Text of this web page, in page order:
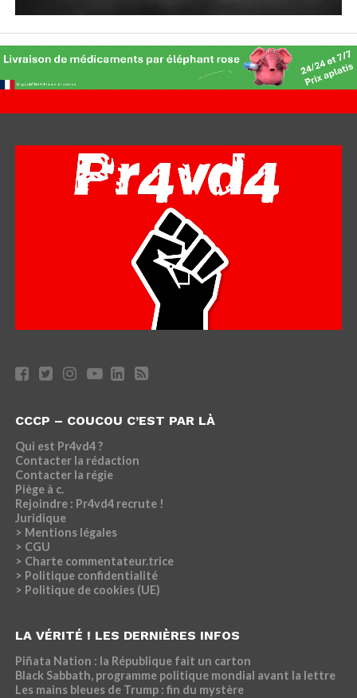
CCCP – COUCOU C’EST PAR LÀ
Qui est Pr4vd4 ?
Contacter la rédaction
Contacter la régie
Piège à c.
Rejoindre : Pr4vd4 recrute !
Juridique
> Mentions légales
> CGU
> Charte commentateur.trice
> Politique confidentialité
> Politique de cookies (UE)
LA VÉRITÉ ! LES DERNIÈRES INFOS
Piñata Nation : la République fait un carton
Black Sabbath, programme politique mondial avant la lettre
Les mains bleues de Trump : fin du mystère